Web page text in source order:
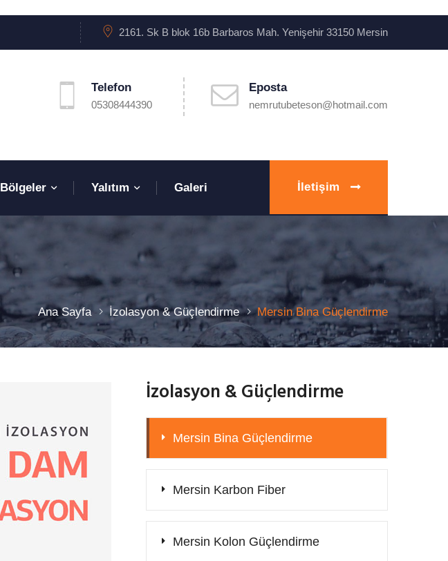
2161. Sk B blok 16b Barbaros Mah. Yenişehir 33150 Mersin
Telefon
05308444390
Eposta
nemrutubeteson@hotmail.com
Bölgeler Yalıtım Galeri İletişim
Ana Sayfa İzolasyon & Güçlendirme Mersin Bina Güçlendirme
İzolasyon & Güçlendirme
Mersin Bina Güçlendirme
Mersin Karbon Fiber
Mersin Kolon Güçlendirme